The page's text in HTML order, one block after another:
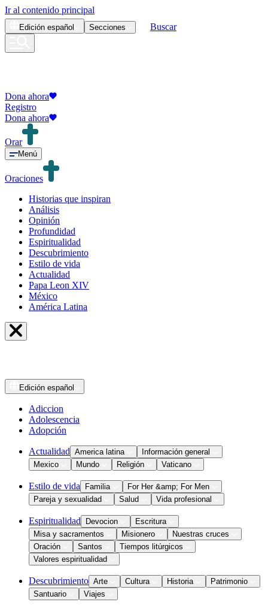
Ir al contenido principal
Edición español Secciones Buscar
Dona ahora
Registro
Dona ahora
Orar
Menú
Oraciones
Historias que inspiran
Análisis
Opinión
Profundidad
Espiritualidad
Descubrimiento
Estilo de vida
Actualidad
Papa Leon XIV
México
América Latina
Edición español
Adiccion
Adolescencia
Adopción
Actualidad America latina
Información general
Mexico
Mundo Religión Vaticano
Estilo de vida Familia
For Her &amp; For Men
Pareja y sexualidad
Salud Vida profesional
Espiritualidad Devocion
Escritura
Misa y sacramentos
Misionero
Nuestras cruces
Oración
Santos
Tiempos litúrgicos
Valores espiritualidad
Descubrimiento Arte Cultura Historia
Patrimonio
Santuario
Viajes